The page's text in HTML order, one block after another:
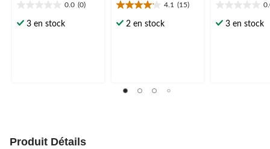
0.0 (0)
étoile(s)
3 en stock
4.1 (15)
4.1
étoile(s)
2 en stock
étoile(s)
3 en stock
Produit Détails